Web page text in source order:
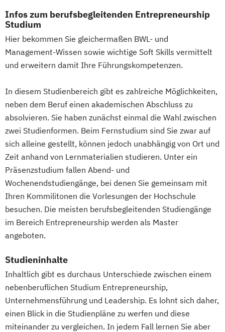
Infos zum berufsbegleitenden Entrepreneurship
Studium
Hier bekommen Sie gleichermaßen BWL- und
Management-Wissen sowie wichtige Soft Skills vermittelt
und erweitern damit Ihre Führungskompetenzen.
In diesem Studienbereich gibt es zahlreiche Möglichkeiten,
neben dem Beruf einen akademischen Abschluss zu
absolvieren. Sie haben zunächst einmal die Wahl zwischen
zwei Studienformen. Beim Fernstudium sind Sie zwar auf
sich alleine gestellt, können jedoch unabhängig von Ort und
Zeit anhand von Lernmaterialien studieren. Unter ein
Präsenzstudium fallen Abend- und
Wochenendstudiengänge, bei denen Sie gemeinsam mit
Ihren Kommilitonen die Vorlesungen der Hochschule
besuchen. Die meisten berufsbegleitenden Studiengänge
im Bereich Entrepreneurship werden als Master
angeboten.
Studieninhalte
Inhaltlich gibt es durchaus Unterschiede zwischen einem
nebenberuflichen Studium Entrepreneurship,
Unternehmensführung und Leadership. Es lohnt sich daher,
einen Blick in die Studienpläne zu werfen und diese
miteinander zu vergleichen. In jedem Fall lernen Sie aber